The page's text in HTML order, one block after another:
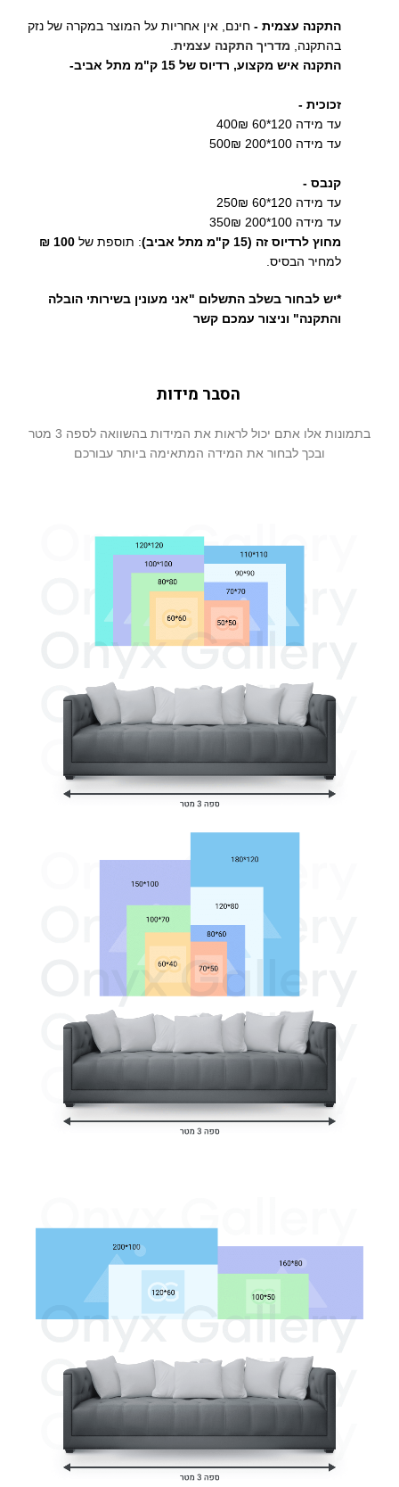
התקנה עצמית - חינם, אין אחריות על המוצר במקרה של נזק
בהתקנה, מדריך התקנה עצמית
התקנה איש מקצוע, רדיוס של 15 ק"מ מתל אביב-
זכוכית -
עד מידה 120*60 400₪
עד מידה 100*200 500₪
קנבס -
עד מידה 120*60 250₪
עד מידה 100*200 350₪
מחוץ לרדיוס זה (15 ק"מ מתל אביב)
: תוספת של 100 ₪
למחיר הבסיס.
*יש לבחור בשלב התשלום "אני מעונין בשירותי הובלה
והתקנה" וניצור עמכם קשר
הסבר מידות
בתמונות אלו אתם יכול לראות את המידות בהשוואה לספה 3 מטר
ובכך לבחור את המידה המתאימה ביותר עבורכם